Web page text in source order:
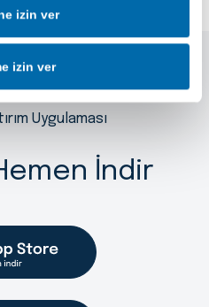
izin ver
izin ver
Uygulaması
İndir